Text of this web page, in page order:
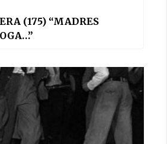
(175) “MADRES